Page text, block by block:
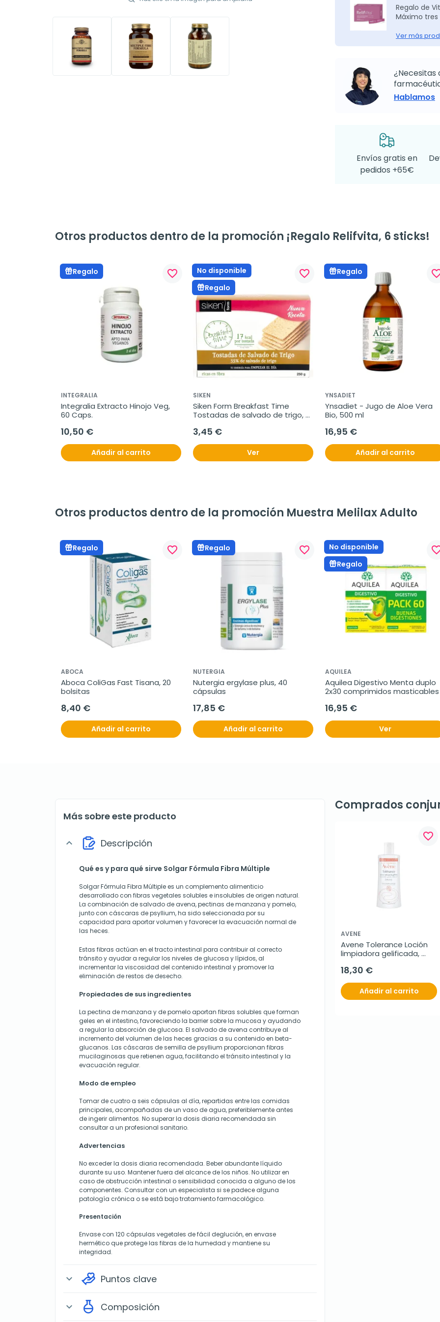
Regalo de
Máximo
Ver más
¿Necesitas
Hablamos
Envíos gratis en
pedidos +65€
Otros productos dentro de la promoción ¡Regalo Relifvita, 6 sticks!
Regalo favorite_border
INTEGRALIA
Integralia Extracto Hinojo Veg,
60 Caps.
10,50 €
Añadir al carrito
No disponible
Regalo
favorite_border
SIKEN
Siken Form Breakfast Time
Tostadas de salvado de trigo,
3,45 €
Ver
Regalo
YNSADIET
Ynsadiet - Jugo de Aloe Vera
Bio, 500 ml
16,95 €
Añadir al carrito
Otros productos dentro de la promoción Muestra Melilax Adulto
Regalo favorite_border
ABOCA
Aboca ColiGas Fast Tisana, 20
bolsitas
8,40 €
Añadir al carrito
Regalo favorite_border
NUTERGIA
Nutergia ergylase plus, 40
cápsulas
17,85 €
Añadir al carrito
No disponible
Regalo
AQUILEA
Aquilea Digestivo Menta duplo
2x30 comprimidos masticables
16,95 €
Ver
Más sobre este producto
expand_more Descripción
Qué es y para qué sirve Solgar Fórmula Fibra Múltiple
Solgar Fórmula Fibra Múltiple es un complemento alimenticio
desarrollado con fibras vegetales solubles e insolubles de origen natural.
La combinación de salvado de avena, pectinas de manzana y pomelo,
junto con cáscaras de psyllium, ha sido seleccionada por su
capacidad para aportar volumen y favorecer la evacuación normal de
las heces.
Estas fibras actúan en el tracto intestinal para contribuir al correcto
tránsito y ayudar a regular los niveles de glucosa y lípidos, al
incrementar la viscosidad del contenido intestinal y promover la
eliminación de restos de desecho.
Propiedades de sus ingredientes
La pectina de manzana y de pomelo aportan fibras solubles que forman
geles en el intestino, favoreciendo la barrier sobre la mucosa y ayudando
a regular la absorción de glucosa. El salvado de avena contribuye al
incremento del volumen de las heces gracias a su contenido en beta-
glucanos. Las cáscaras de semilla de psyllium proporcionan fibras
mucilaginosas que retienen agua, facilitando el tránsito intestinal y la
evacuación regular.
Modo de empleo
Tomar de cuatro a seis cápsulas al día, repartidas entre las comidas
principales, acompañadas de un vaso de agua, preferiblemente antes
de ingerir alimentos. No superar la dosis diaria recomendada sin
consultar a un profesional sanitario.
Advertencias
No exceder la dosis diaria recomendada. Beber abundante líquido
durante su uso. Mantener fuera del alcance de los niños. No utilizar en
caso de obstrucción intestinal o sensibilidad conocida a alguno de los
componentes. Consultar con un especialista si se padece alguna
patología crónica o se está bajo tratamiento farmacológico.
Presentación
Envase con 120 cápsulas vegetales de fácil deglución, en envase
hermético que protege las fibras de la humedad y mantiene su
integridad.
expand_more Puntos clave
expand_more Composición
Comprados
favorite_border
AVENE
Avene Tolerance Loción
limpiadora gelificada,
18,30 €
Añadir al carrito